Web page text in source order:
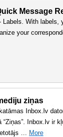
Message
With labels,
your
ziņas
Inbox.lv
Inbox.lv ir
… More